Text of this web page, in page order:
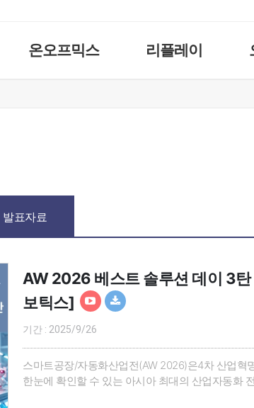
온오프믹스 리플레이
발표자료
AW 2026 베스트 솔루션 데이 3
보틱스]
기간 : 2025/9/26
스마트공장/자동화산업전(AW 2026)은4차 산업혁
한눈에 확인할 수 있는 아시아 최대의 산업자동화